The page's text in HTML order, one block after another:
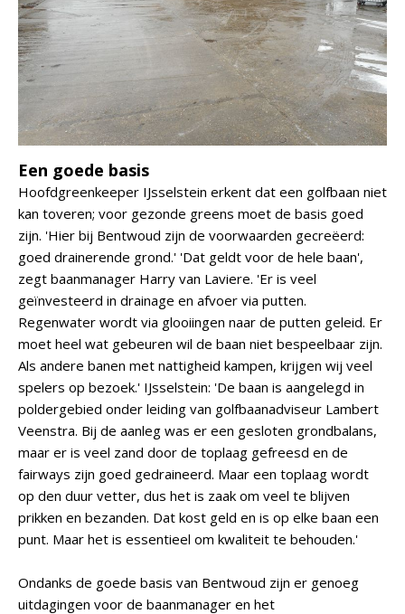
Een goede basis
Hoofdgreenkeeper IJsselstein erkent dat een golfbaan niet
kan toveren; voor gezonde greens moet de basis goed
zijn. 'Hier bij Bentwoud zijn de voorwaarden gecreëerd:
goed drainerende grond.' 'Dat geldt voor de hele baan',
zegt baanmanager Harry van Laviere. 'Er is veel
geïnvesteerd in drainage en afvoer via putten.
Regenwater wordt via glooiingen naar de putten geleid. Er
moet heel wat gebeuren wil de baan niet bespeelbaar zijn.
Als andere banen met nattigheid kampen, krijgen wij veel
spelers op bezoek.' IJsselstein: 'De baan is aangelegd in
poldergebied onder leiding van golfbaanadviseur Lambert
Veenstra. Bij de aanleg was er een gesloten grondbalans,
maar er is veel zand door de toplaag gefreesd en de
fairways zijn goed gedraineerd. Maar een toplaag wordt
op den duur vetter, dus het is zaak om veel te blijven
prikken en bezanden. Dat kost geld en is op elke baan een
punt. Maar het is essentieel om kwaliteit te behouden.'
Ondanks de goede basis van Bentwoud zijn er genoeg
uitdagingen voor de baanmanager en het